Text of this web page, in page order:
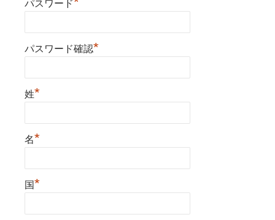
パスワード
パスワード確認*
姓*
名*
国*